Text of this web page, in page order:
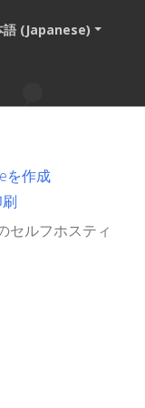
語 (Japanese)
を作成
セルフホスティ